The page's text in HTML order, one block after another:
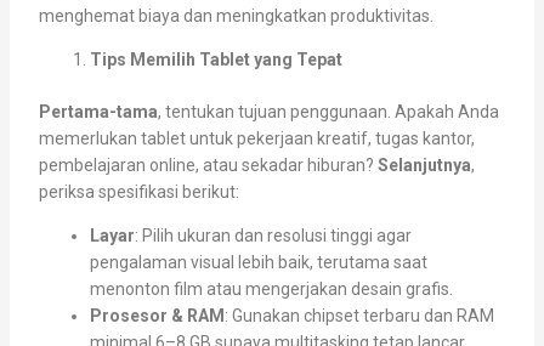
menghemat biaya dan meningkatkan produktivitas.
Tips Memilih Tablet yang Tepat
Pertama-tama, tentukan tujuan penggunaan. Apakah Anda
memerlukan tablet untuk pekerjaan kreatif, tugas kantor,
pembelajaran online, atau sekadar hiburan? Selanjutnya,
periksa spesifikasi berikut:
Layar: Pilih ukuran dan resolusi tinggi agar
pengalaman visual lebih baik, terutama saat
menonton film atau mengerjakan desain grafis.
Prosesor & RAM : Gunakan chipset terbaru dan RAM
minimal 6–8 GB supaya multitasking tetap lancar.